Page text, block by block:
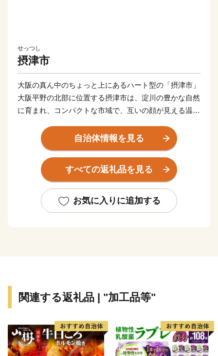
せっつし
摂津市
大阪の真ん中のちょっと上にあるハート型の「摂津市」
大阪平野の北部に位置する摂津市は、淀川の豊かな自然
に育まれ、コンパクトな市域で、互いの顔が見える温か
また、都心に近く通勤通学の利便性が良いだけではな
く、「新幹線鳥飼車両基地」「阪急電鉄正雀工場」もあ
り、鉄道好きの方にもに愛されています。
約4,000の中小企業があり、「摂津優品（せっつすぐれ
がたくさんあります。
自治体情報を見る
すべての返礼品を見る
お気に入りに追加する
関連する返礼品 | "加工品等"